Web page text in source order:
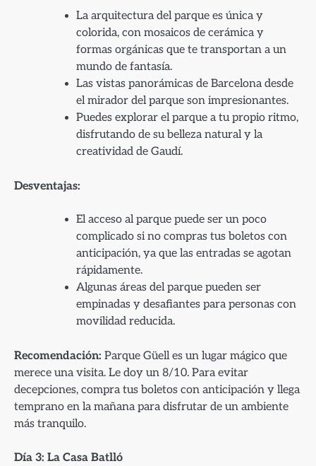
La arquitectura del parque es única y
colorida, con mosaicos de cerámica y
formas orgánicas que te transportan a un
mundo de fantasía.
Las vistas panorámicas de Barcelona desde
el mirador del parque son impresionantes.
Puedes explorar el parque a tu propio ritmo,
disfrutando de su belleza natural y la
creatividad de Gaudí.
Desventajas:
El acceso al parque puede ser un poco
complicado si no compras tus boletos con
anticipación, ya que las entradas se agotan
rápidamente.
Algunas áreas del parque pueden ser
empinadas y desafiantes para personas con
movilidad reducida.
Recomendación: Parque Güell es un lugar mágico que
merece una visita. Le doy un 8/10. Para evitar
decepciones, compra tus boletos con anticipación y llega
temprano en la mañana para disfrutar de un ambiente
más tranquilo.
Día 3: La Casa Batlló